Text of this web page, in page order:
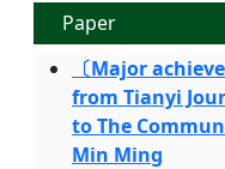
Paper
〔Major
from Tianyi
to The
Min Ming